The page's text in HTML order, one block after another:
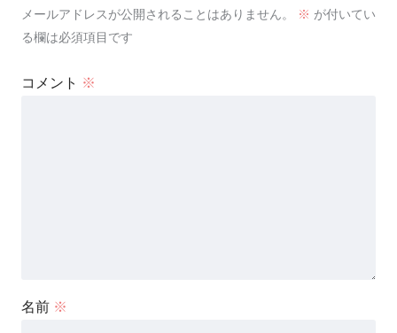
メールアドレスが公開されることはありません。 ※ が付いてい
る欄は必須項目です
コメント ※
名前 ※